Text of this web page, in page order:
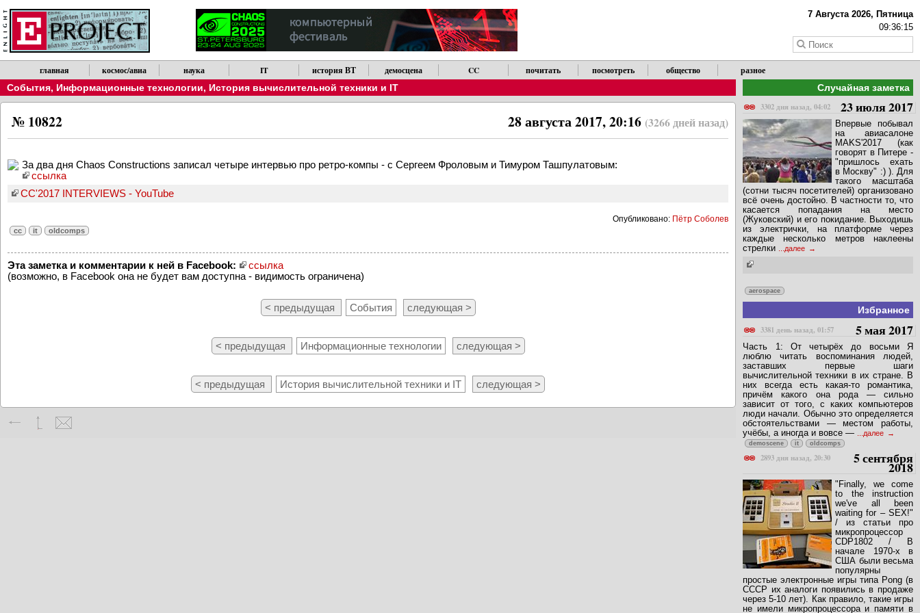
7 Августа 2026, Пятница
09:36:16
главная космос/авиа наука IT история ВТ демосцена CC почитать посмотреть общество разное
События, Информационные технологии, История вычислительной техники и IT
28 августа 2017, 20:16 (3266 дней назад)
№ 10822
За два дня Chaos Constructions записал четыре интервью про ретро-компы - с Сергеем Фроловым и Тимуром Ташпулатовым:
ссылка
CC'2017 INTERVIEWS - YouTube
Опубликовано: Пётр Соболев
cc it oldcomps
Эта заметка и комментарии к ней в Facebook:
ссылка
(возможно, в Facebook она не будет вам доступна - видимость ограничена)
< предыдущая События следующая >
< предыдущая Информационные технологии следующая >
< предыдущая История вычислительной техники и IT следующая >
Случайная заметка
3302 дня назад, 04:02
23 июля 2017
Впервые побывал
на авиасалоне
МAKS'2017 (как
говорят в Питере -
"пришлось ехать
в Москву" :) ). Для
такого масштаба
(сотни тысяч посетителей) организовано
всё очень достойно. В частности то, что
касается попадания на место
(Жуковский) и его покидание. Выходишь
из электрички, на платформе через
каждые несколько метров наклеены
стрелки ...далее
aerospace
Избранное
3381 день назад, 01:57
5 мая 2017
Часть 1: От четырёх до восьми Я
люблю читать воспоминания людей,
заставших первые шаги
вычислительной техники в их стране. В
них всегда есть какая-то романтика,
причём какого она рода — сильно
зависит от того, с каких компьютеров
люди начали. Обычно это определяется
обстоятельствами — местом работы,
учёбы, а иногда и вовсе —
...далее
demoscene it oldcomps
2893 дня назад, 20:30 5 сентября
2018
"Finally, we come
to the instruction
we've all been
waiting for – SEX!"
/ из статьи про
микропроцессор
CDP1802 / В
начале 1970-х в
США были весьма
популярны
простые электронные игры типа Pong (в
СССР их аналоги появились в продаже
через 5-10 лет). Как правило, такие игры
не имели микропроцессора и памяти в